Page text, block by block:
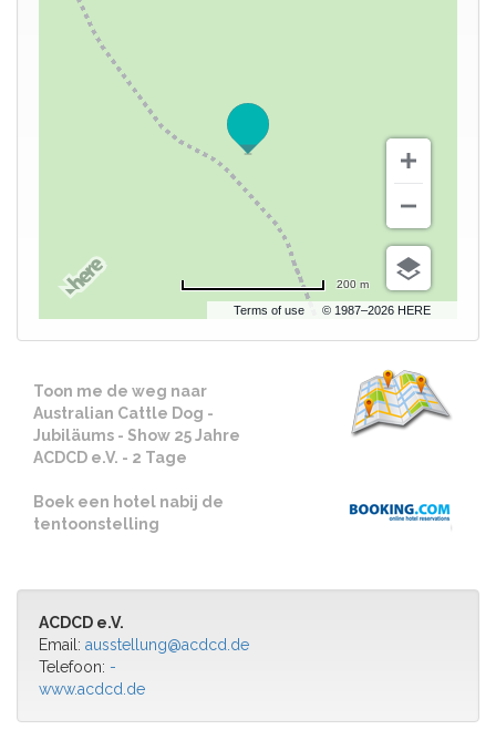
Terms of use © 1987–2026 HERE
200 m
Toon me de weg naar
Australian Cattle Dog -
Jubiläums - Show 25 Jahre
ACDCD e.V. - 2 Tage
Boek een hotel nabij de
tentoonstelling
ACDCD e.V.
Email: ausstellung@acdcd.de
Telefoon: -
www.acdcd.de